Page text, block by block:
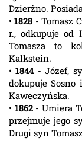
Dzierżno.
•1828 - Tomasz
r., odkupuje od
Tomasza to
Kalkstein.
•1844 - Józef,
dokupuje Sosno
Kaweczyńska.
• 1862- Umiera
przejmuje jego
Drugi syn